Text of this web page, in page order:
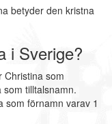
betyder den kristna
i Sverige?
Christina som
tilltalsnamn.
som förnamn varav 1